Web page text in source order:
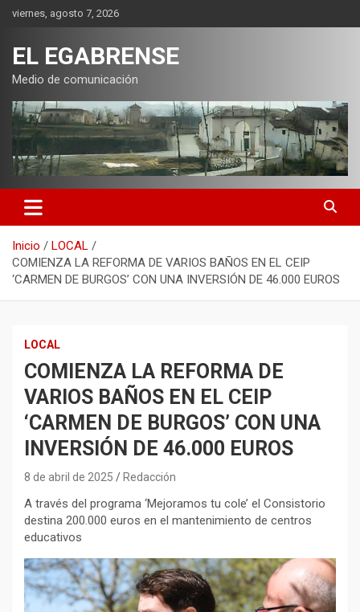
Saltarviernes, agosto 7, 2026
EL EGABRENSE
Medio de comunicación
Inicio
LOCAL
COMIENZA LA REFORMA DE VARIOS BAÑOS EN EL CEIP
‘CARMEN DE BURGOS’ CON UNA INVERSIÓN DE 46.000 EUROS
LOCAL
COMIENZA LA REFORMA DE
VARIOS BAÑOS EN EL CEIP
‘CARMEN DE BURGOS’ CON UNA
INVERSIÓN DE 46.000 EUROS
8 de abril de 2025 Redacción
A través del programa ‘Mejoramos tu cole’ el Consistorio
destina 200.000 euros en el mantenimiento de centros
educativos